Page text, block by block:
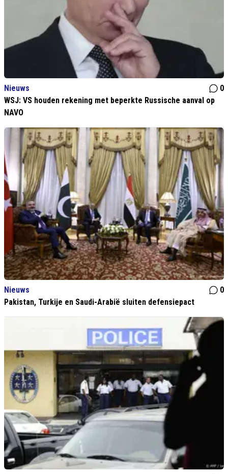
Nieuws
0
WSJ: VS houden rekening met beperkte Russische aanval op
NAVO
Nieuws
0
Pakistan, Turkije en Saudi-Arabië sluiten defensiepact